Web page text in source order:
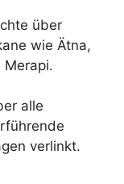
über
wie Ätna,
Merapi.
alle
verlinkt.